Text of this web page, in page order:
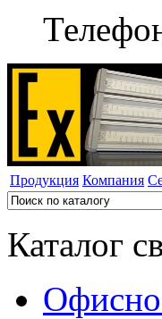
Продукция Компания
Каталог